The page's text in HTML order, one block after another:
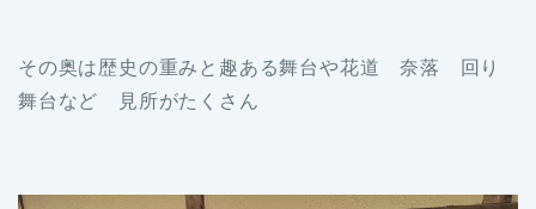
その奥は歴史の重みと趣ある舞台や花道 奈落 回り
舞台など 見所がたくさん